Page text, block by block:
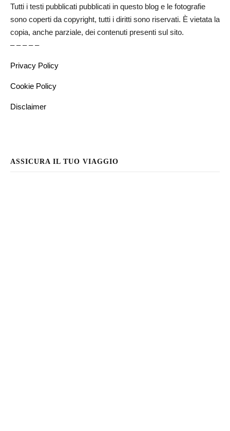
Tutti i testi pubblicati pubblicati in questo blog e le fotografie
sono coperti da copyright, tutti i diritti sono riservati. È vietata la
copia, anche parziale, dei contenuti presenti sul sito.
– – – – –
Privacy Policy
Cookie Policy
Disclaimer
ASSICURA IL TUO VIAGGIO